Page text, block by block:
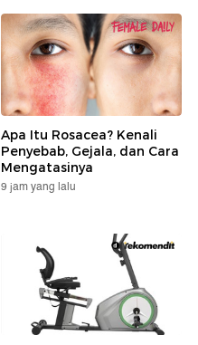
Apa Itu Rosacea? Kenali
Penyebab, Gejala, dan Cara
Mengatasinya
9 jam yang lalu